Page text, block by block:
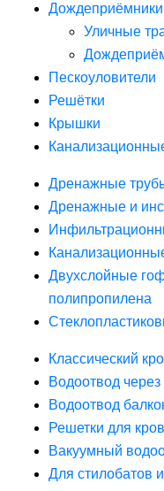
Дождеприёмники
Уличные
Пескоуловители
Решётки
Крышки
Дренажные
Дренажные и
Двухслойные
полипропилена
Классический
Водоотвод через
Водоотвод
Решетки для
Вакуумный
Для стилобатов